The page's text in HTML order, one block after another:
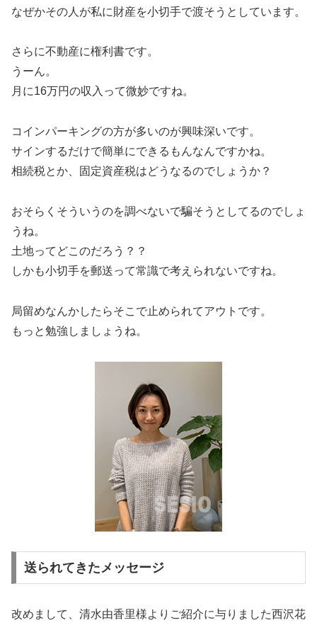
なぜかその人が私に財産を小切手で渡そうとしています。
さらに不動産に権利書です。
うーん。
月に16万円の収入って微妙ですね。
コインパーキングの方が多いのが興味深いです。
サインするだけで簡単にできるもんなんですかね。
相続税とか、固定資産税はどうなるのでしょうか？
おそらくそういうのを調べないで騙そうとしてるのでしょ
うね。
土地ってどこのだろう？？
しかも小切手を郵送って常識で考えられないですね。
局留めなんかしたらそこで止められてアウトです。
もっと勉強しましょうね。
送られてきたメッセージ
改めまして、清水由香里様よりご紹介に与りました西沢花